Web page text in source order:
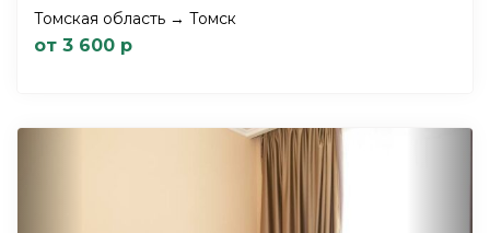
Томская область → Томск
от 3 600 р